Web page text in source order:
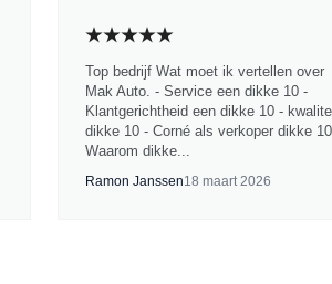
Top bedrijf Wat moet ik vertellen over
Mak Auto. - Service een dikke 10 -
Klantgerichtheid een dikke 10 -
dikke 10 - Corné als verkoper dikke 10
Waarom dikke...
Ramon Janssen18 maart 2026